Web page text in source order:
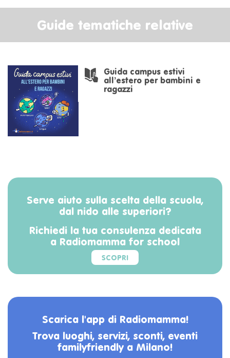
Guide tematiche relative
Guida campus estivi
all’estero per bambini e
ragazzi
Serve aiuto sulla scelta della scuola,
dal nido alle superiori?
Richiedi la tua consulenza dedicata
a Radiomamma for school
SCOPRI
Scarica l'app di Radiomamma!
Trova luoghi, servizi, sconti, eventi
familyfriendly a Milano!